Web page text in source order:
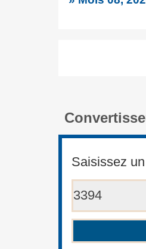
Saisissez